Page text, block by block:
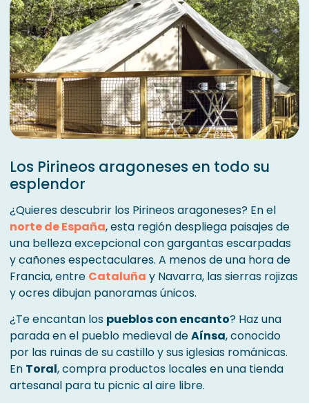
Los Pirineos aragoneses en todo su
esplendor
¿Quieres descubrir los Pirineos aragoneses? En el
norte de España, esta región despliega paisajes de
una belleza excepcional con gargantas escarpadas
y cañones espectaculares. A menos de una hora de
Francia, entre Cataluña y Navarra, las sierras rojizas
y ocres dibujan panoramas únicos.
¿Te encantan los pueblos con encanto? Haz una
parada en el pueblo medieval deAínsa, conocido
por las ruinas de su castillo y sus iglesias románicas.
En Toral, compra productos locales en una tienda
artesanal para tu picnic al aire libre.